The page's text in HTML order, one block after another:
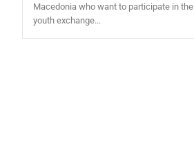
Macedonia who want to participate in the
youth exchange...